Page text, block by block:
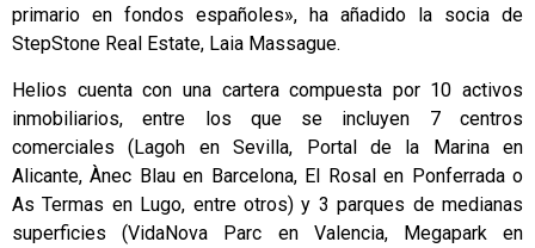
primario en fondos españoles», ha añadido la socia de
StepStone Real Estate, Laia Massague.
Helios cuenta con una cartera compuesta por 10 activos
inmobiliarios, entre los que se incluyen 7 centros
comerciales (Lagoh en Sevilla, Portal de la Marina en
Alicante, Ànec Blau en Barcelona, El Rosal en Ponferrada o
As Termas en Lugo, entre otros) y 3 parques de medianas
superficies (VidaNova Parc en Valencia, Megapark en